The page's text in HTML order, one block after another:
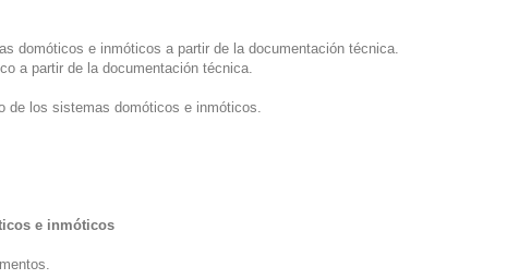
domóticos e inmóticos a partir de la documentación técnica.
a partir de la documentación técnica.
de los sistemas domóticos e inmóticos.
e inmóticos